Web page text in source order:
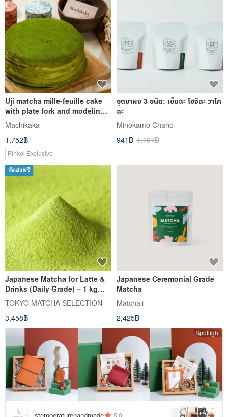
Uji matcha mille-feuille cake
with plate fork and modeling
candle
Machikaka
1,752฿
Pinkoi Exclusive
ชุดชาผง 3 ชนิด: เซ็นฉะ โฮจิฉะ วาโค
ฉะ
Minokamo Chaho
941฿ 1,107฿
จัดส่งฟรี
Japanese Matcha for Latte &
Drinks (Daily Grade) – 1 kg
(2.2 lbs)
TOKYO MATCHA SELECTION
3,458฿
Japanese Ceremonial Grade
Matcha
Matchali
2,425฿
Spotlight
5.0 +4